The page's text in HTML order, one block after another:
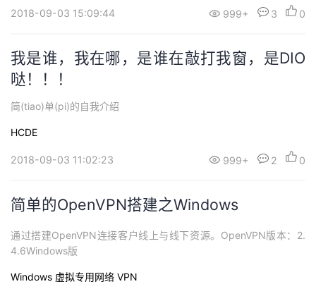
云上的Centos 6.5为例基于密钥的ssh互信1 原理远程主机（clien
2018-09-03 15:09:44 999+ 3 0
我是谁，我在哪，是谁在敲打我窗，是DIO
哒！！！
简(tiao)单(pi)的自我介绍
HCDE
2018-09-03 11:02:23 999+ 2 0
简单的OpenVPN搭建之Windows
通过搭建OpenVPN连接客户线上与线下资源。OpenVPN版本：2.
4.6Windows版
Windows 虚拟专用网络 VPN